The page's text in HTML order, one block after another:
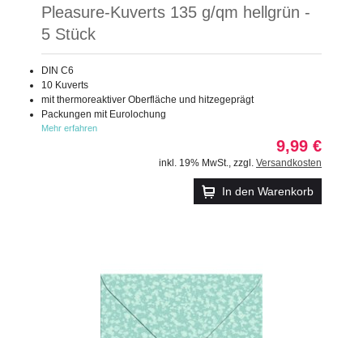
Pleasure-Kuverts 135 g/qm hellgrün -
5 Stück
DIN C6
10 Kuverts
mit thermoreaktiver Oberfläche und hitzegeprägt
Packungen mit Eurolochung
Mehr erfahren
9,99 €
inkl. 19% MwSt. zzgl. Versandkosten
In den Warenkorb